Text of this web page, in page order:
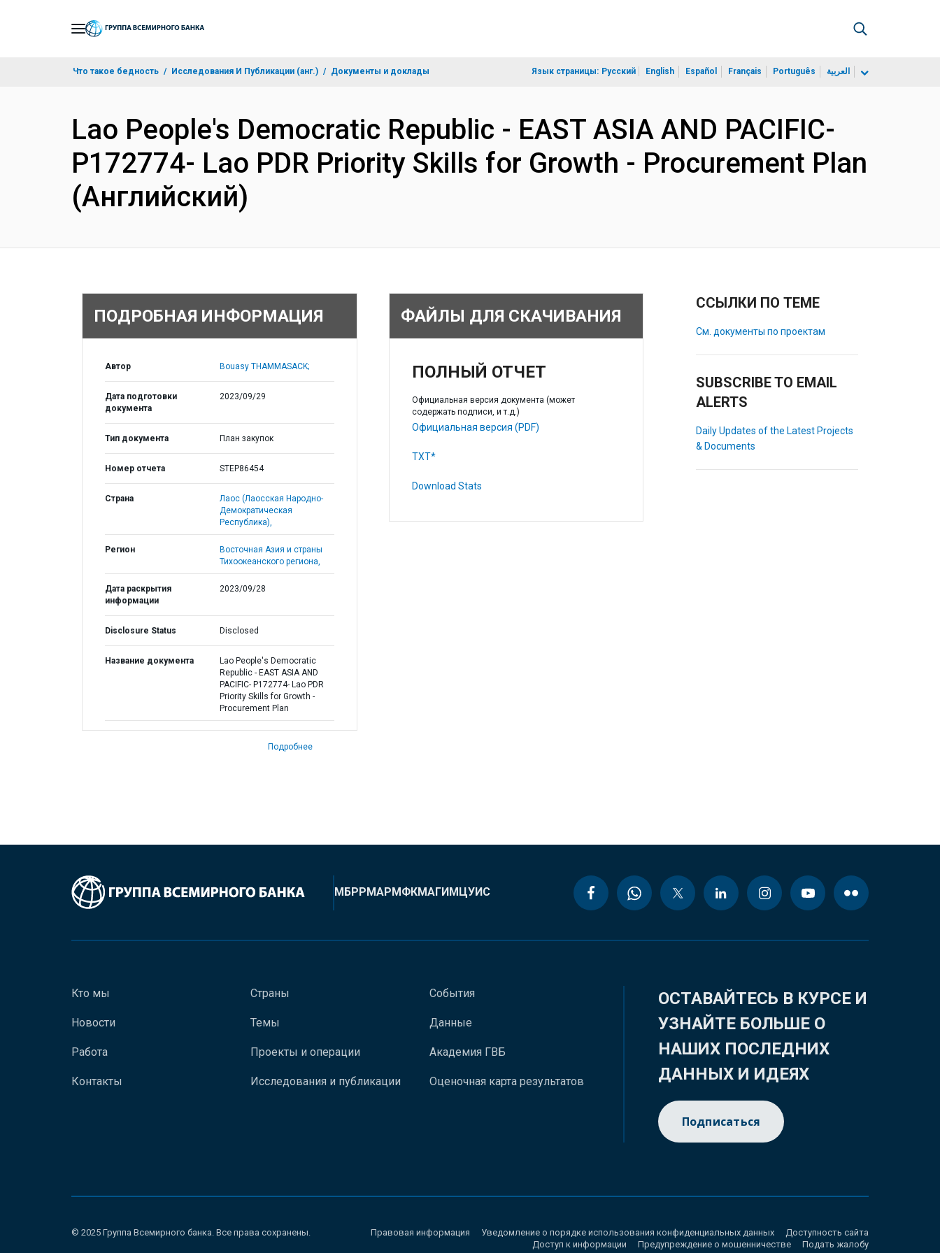
Что такое бедность Исследования И Публикации (анг.) Документы и доклады Язык страницы: Русский English Español Français Português العربية
Lao People's Democratic Republic - EAST ASIA AND PACIFIC-
P172774- Lao PDR Priority Skills for Growth - Procurement Plan
(Английский)
ПОДРОБНАЯ ИНФОРМАЦИЯ
Автор Bouasy THAMMASACK;
Дата подготовки
документа
2023/09/29
Тип документа План закупок
Номер отчета STEP86454
Страна
Лаос (Лаосская Народно-
Демократическая
Республика),
Регион
Восточная Азия и страны
Тихоокеанского региона,
Дата раскрытия
информации
2023/09/28
Disclosure Status Disclosed
Название документа
Lao People's Democratic
Republic - EAST ASIA AND
PACIFIC- P172774- Lao PDR
Priority Skills for Growth -
Procurement Plan
Подробнее
ФАЙЛЫ ДЛЯ СКАЧИВАНИЯ
ПОЛНЫЙ ОТЧЕТ
Официальная версия документа (может
содержать подписи, и т.д.)
Официальная версия (PDF)
TXT*
Download Stats
ССЫЛКИ ПО ТЕМЕ
См. документы по проектам
SUBSCRIBE TO EMAIL
ALERTS
Daily Updates of the Latest Projects
& Documents
МБРРМАРМФКМАГИМЦУИС
Кто мы
Новости
Работа
Контакты
Страны
Темы
Проекты и операции
Исследования и публикации
События
Данные
Академия ГВБ
Оценочная карта результатов
ОСТАВАЙТЕСЬ В КУРСЕ И
УЗНАЙТЕ БОЛЬШЕ О
НАШИХ ПОСЛЕДНИХ
ДАННЫХ И ИДЕЯХ
Подписаться
© 2025 Группа Всемирного банка. Все права сохранены. Правовая информация Уведомление о порядке использования конфиденциальных данных
Доступность сайта
Доступ к информации
Предупреждение о мошенничестве Подать жалобу